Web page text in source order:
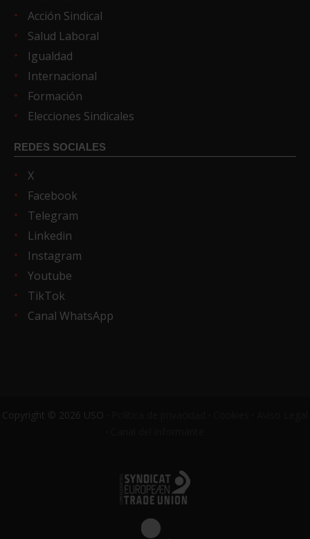
Acción Sindical
Salud Laboral
Igualdad
Internacional
Formación
Elecciones Sindicales
REDES SOCIALES
X
Facebook
Telegram
Linkedin
Instagram
Youtube
TikTok
Canal WhatsApp
Copyright © 2026 USO ·